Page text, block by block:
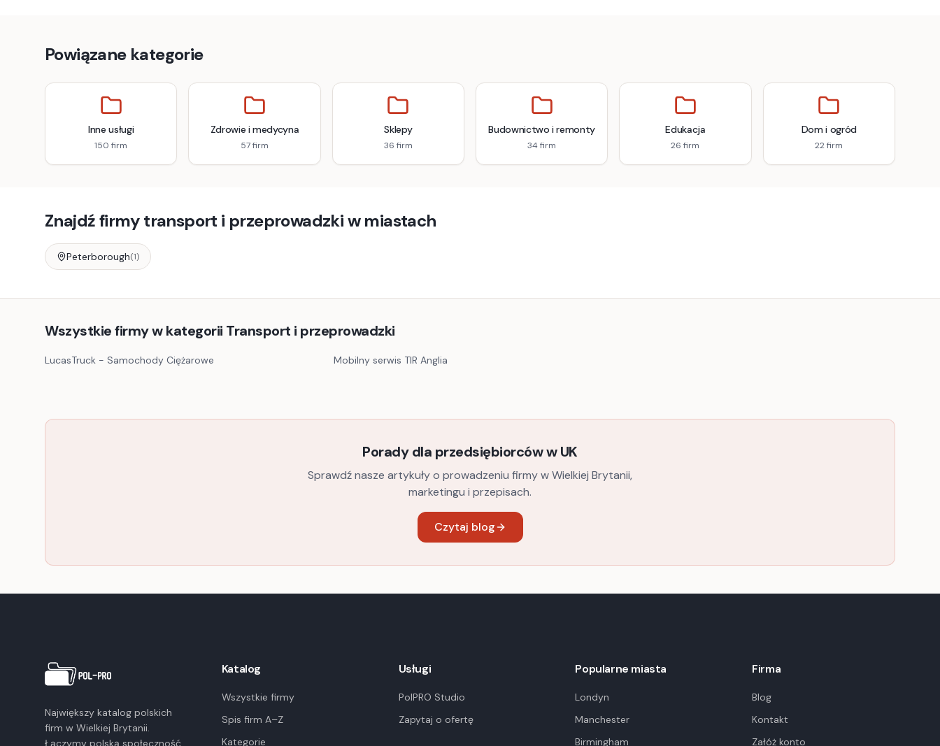
Powiązane kategorie
Inne usługi
150 firm
Zdrowie i medycyna
57firm
Sklepy
36 firm
Budownictwo i remonty
34firm
Edukacja
26 firm
Dom i ogród
22firm
Znajdź firmytransport i przeprowadzkiw miastach
Peterborough(1)
Wszystkie firmy w kategorii Transport i przeprowadzki
LucasTruck - Samochody Ciężarowe Mobilny serwis TIR Anglia
Porady dla przedsiębiorców w UK
Sprawdź nasze artykuły o prowadzeniu firmy w Wielkiej Brytanii,
marketingu i przepisach.
Czytaj blog
Największy katalog polskich
firm w Wielkiej Brytanii.
Łączymy polską społeczność
Katalog
Wszystkie firmy
Spis firm A–Z
Kategorie
Usługi
PolPRO Studio
Zapytaj o ofertę
Popularne miasta
Londyn
Manchester
Birmingham
Firma
Blog
Kontakt
Załóż konto